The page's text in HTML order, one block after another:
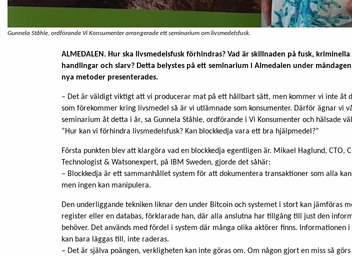
Gunnela Ståhle, ordförande Vi Konsumenter arrangerade ett seminarium om livsmedelsfusk.
ALMEDALEN. Hur ska livsmedelsfusk förhindras? Vad är skillnaden på fusk, kriminella
handlingar och slarv? Detta belystes på ett seminarium i Almedalen under
nya metoder presenterades.
– Det är väldigt viktigt att vi producerar mat på ett hållbart sätt, men kommer vi inte åt
som förekommer kring livsmedel så är vi utlämnade som konsumenter. Därför ägnar vi
seminarium åt detta i år, sa Gunnela Ståhle, ordförande i Vi Konsumenter och hälsade
”Hur kan vi förhindra livsmedelsfusk? Kan blockkedja vara ett bra hjälpmedel?”
Första punkten blev att klargöra vad en blockkedja egentligen är. Mikael Haglund, CTO,
Technologist & Watsonexpert, på IBM Sweden, gjorde det såhär:
– Blockkedja är ett sammanhållet system för att dokumentera transaktioner som alla
men ingen kan manipulera.
Den underliggande tekniken liknar den under Bitcoin och systemet i stort kan jämföras
register eller en databas, förklarade han, där alla anslutna har tillgång till just den
behöver. Det används med fördel i system där många olika aktörer finns. Informationen i
kan bara läggas till, inte raderas.
– Det är själva poängen, verkligheten kan inte göras om. Om någon gjort en miss så görs